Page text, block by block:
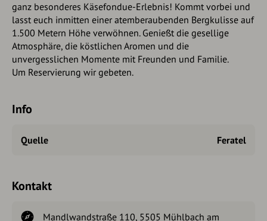
ganz besonderes Käsefondue-Erlebnis! Kommt vorbei und
lasst euch inmitten einer atemberaubenden Bergkulisse auf
1.500 Metern Höhe verwöhnen. Genießt die gesellige
Atmosphäre, die köstlichen Aromen und die
unvergesslichen Momente mit Freunden und Familie.
Um Reservierung wir gebeten.
Info
Quelle Feratel
Kontakt
Mandlwandstraße 110, 5505 Mühlbach am